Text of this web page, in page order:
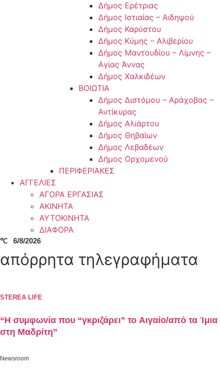
Δήμος Ερέτριας
Δήμος Ιστιαίας – Αιδηψού
Δήμος Καρύστου
Δήμος Κύμης – Αλιβερίου
Δήμος Μαντουδίου – Λίμνης –
Αγίας Άννας
Δήμος Χαλκιδέων
ΒΟΙΩΤΙΑ
Δήμος Διστόμου – Αράχοβας –
Αντίκυρας
Δήμος Αλιάρτου
Δήμος Θηβαίων
Δήμος Λεβαδέων
Δήμος Ορχομενού
ΠΕΡΙΦΕΡΙΑΚΕΣ
ΑΓΓΕΛΙΕΣ
ΑΓΟΡΑ ΕΡΓΑΣΙΑΣ
ΑΚΙΝΗΤΑ
ΑΥΤΟΚΙΝΗΤΑ
ΔΙΑΦΟΡΑ
℃ 6/8/2026
απόρρητα τηλεγραφήματα
STEREA LIFE
“Η συμφωνία που “γκριζάρει” το Αιγαίο/από τα Ίμια
στη Μαδρίτη”
Newsroom